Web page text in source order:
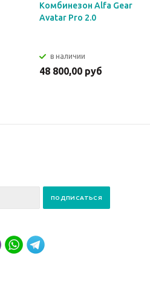
Комбинезон Alfa Gear
Avatar Pro 2.0
в наличии
48 800,00 руб